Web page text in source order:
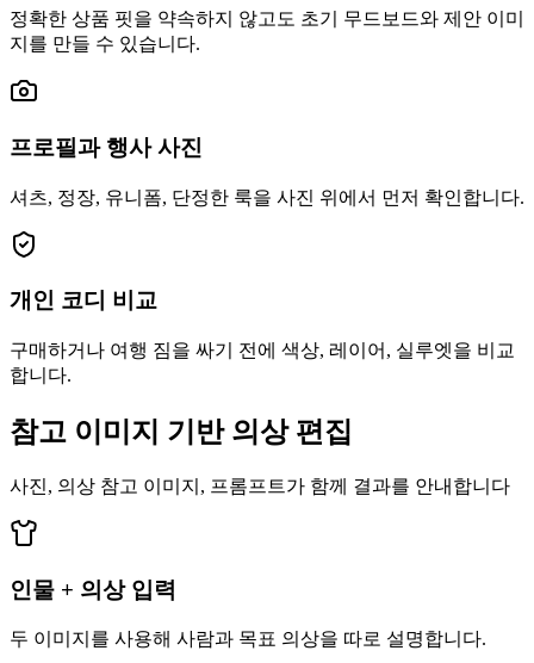
정확한 상품 핏을 약속하지 않고도 초기 무드보드와 제안 이미
지를 만들 수 있습니다.
프로필과 행사 사진
셔츠, 정장, 유니폼, 단정한 룩을 사진 위에서 먼저 확인합니다.
개인 코디 비교
구매하거나 여행 짐을 싸기 전에 색상, 레이어, 실루엣을 비교
합니다.
참고 이미지 기반 의상 편집
사진, 의상 참고 이미지, 프롬프트가 함께 결과를 안내합니다
인물 + 의상 입력
두 이미지를 사용해 사람과 목표 의상을 따로 설명합니다.